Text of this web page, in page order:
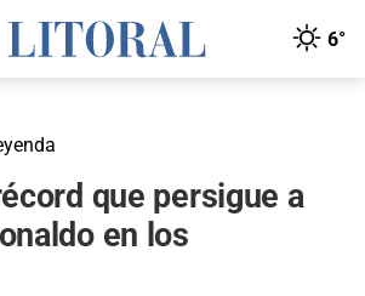
6°
que persigue a
en los